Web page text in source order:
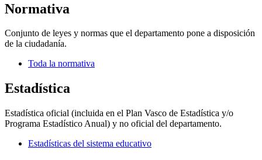
Normativa
Conjunto de leyes y normas que el departamento pone a disposición
de la ciudadanía.
Toda la normativa
Estadística
Estadística oficial (incluida en el Plan Vasco de Estadística y/o
Programa Estadístico Anual) y no oficial del departamento.
Estadísticas del sistema educativo